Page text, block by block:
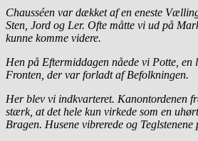
Chausséen var dækket af en eneste
Sten, Jord og Ler. Ofte måtte vi ud på
kunne komme videre.
Hen på Eftermiddagen nåede vi Potte,
Fronten, der var forladt af Befolkningen.
Her blev vi indkvarteret. Kanontordenen
stærk, at det hele kun virkede som en
Bragen. Husene vibrerede og Teglstenene